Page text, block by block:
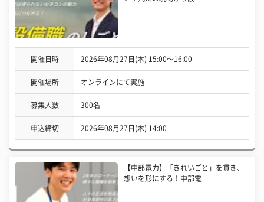
開催日時 2026年08月27日(木) 15:00〜16:00
開催場所 オンラインにて実施
募集人数 300名
申込締切 2026年08月27日(木) 14:00
【中部電力】「きれいごと」を貫き、
想いを形にする！中部電